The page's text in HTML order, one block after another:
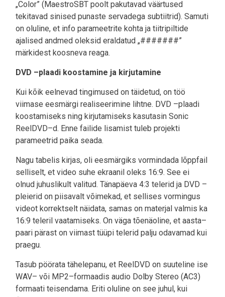
„Color” (MaestroSBT poolt pakutavad väärtused
tekitavad sinised punaste servadega subtiitrid). Samuti
on oluline, et info parameetrite kohta ja tiitripiltide
ajalised andmed oleksid eraldatud „#######”
märkidest koosneva reaga.
DVD –plaadi koostamine ja kirjutamine
Kui kõik eelnevad tingimused on täidetud, on töö
viimase eesmärgi realiseerimine lihtne. DVD –plaadi
koostamiseks ning kirjutamiseks kasutasin Sonic
ReelDVD–d. Enne failide lisamist tuleb projekti
parameetrid paika seada.
Nagu tabelis kirjas, oli eesmärgiks vormindada lõppfail
selliselt, et video suhe ekraanil oleks 16:9. See ei
olnud juhuslikult valitud. Tänapäeva 4:3 telerid ja DVD –
pleierid on piisavalt võimekad, et sellises vormingus
videot korrektselt näidata, samas on materjal valmis ka
16:9 teleril vaatamiseks. On väga tõenäoline, et aasta–
paari pärast on viimast tüüpi telerid palju odavamad kui
praegu.
Tasub pöörata tähelepanu, et ReelDVD on suuteline ise
WAV– või MP2–formaadis audio Dolby Stereo (AC3)
formaati teisendama. Eriti oluline on see juhul, kui